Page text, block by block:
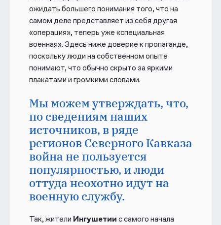
ожидать большего понимания того, что на
самом деле представляет из себя другая
«операция», теперь уже «специальная
военная». Здесь ниже доверие к пропаганде,
поскольку люди на собственном опыте
понимают, что обычно скрыто за яркими
плакатами и громкими словами.
Мы можем утверждать, что,
по сведениям наших
источников, в ряде
регионов Северного Кавказа
война не пользуется
популярностью, и люди
оттуда неохотно идут на
военную службу.
Так, жители Ингушетии с самого начала